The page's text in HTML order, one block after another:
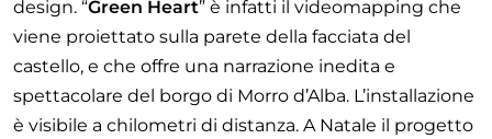
design. “Green Heart” è infatti il videomapping che
viene proiettato sulla parete della facciata del
castello, e che offre una narrazione inedita e
spettacolare del borgo di Morro d’Alba. L’installazione
è visibile a chilometri di distanza. A Natale il progetto